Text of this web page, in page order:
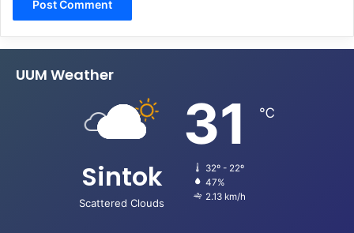
UUM Weather
Sintok
Scattered Clouds
31 ℃
32º - 22º
47%
2.13 km/h